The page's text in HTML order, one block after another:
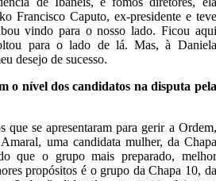
Francisco Caputo, ex-presidente e teve
vindo para o nosso lado. Ficou aqui
para o lado de lá. Mas, à Daniela
desejo de sucesso.
o nível dos candidatos na disputa pela
que se apresentaram para gerir a Ordem,
uma candidata mulher, da Chapa
que o grupo mais preparado, melhor
propósitos é o grupo da Chapa 10, da